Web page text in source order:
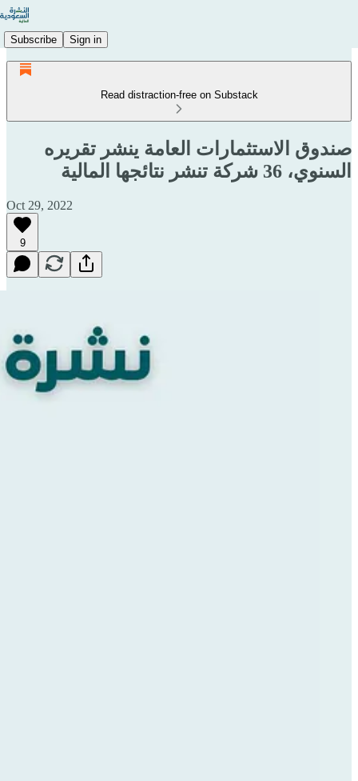
Subscribe Sign in
Read distraction-free on Substack
صندوق الاستثمارات العامة ينشر تقريره
السنوي، 36 شركة تنشر نتائجها المالية
Oct 29, 2022
9